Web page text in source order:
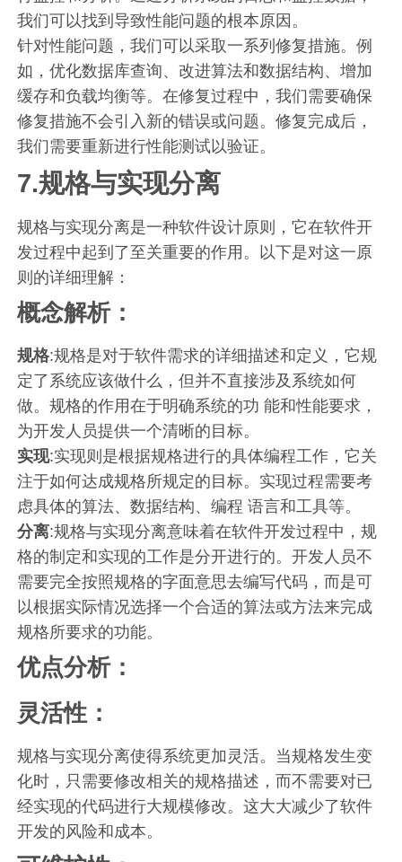
我们可以找到导致性能问题的根本原因。
针对性能问题，我们可以采取一系列修复措施。例
如，优化数据库查询、改进算法和数据结构、增加
缓存和负载均衡等。在修复过程中，我们需要确保
修复措施不会引入新的错误或问题。修复完成后，
我们需要重新进行性能测试以验证。
7.规格与实现分离
规格与实现分离是一种软件设计原则，它在软件开
发过程中起到了至关重要的作用。以下是对这一原
则的详细理解：
概念解析：
规格:规格是对于软件需求的详细描述和定义，它规
定了系统应该做什么，但并不直接涉及系统如何
做。规格的作用在于明确系统的功 能和性能要求，
为开发人员提供一个清晰的目标。
实现:实现则是根据规格进行的具体编程工作，它关
注于如何达成规格所规定的目标。实现过程需要考
虑具体的算法、数据结构、编程 语言和工具等。
分离:规格与实现分离意味着在软件开发过程中，规
格的制定和实现的工作是分开进行的。开发人员不
需要完全按照规格的字面意思去编写代码，而是可
以根据实际情况选择一个合适的算法或方法来完成
规格所要求的功能。
优点分析：
灵活性：
规格与实现分离使得系统更加灵活。当规格发生变
化时，只需要修改相关的规格描述，而不需要对已
经实现的代码进行大规模修改。这大大减少了软件
开发的风险和成本。